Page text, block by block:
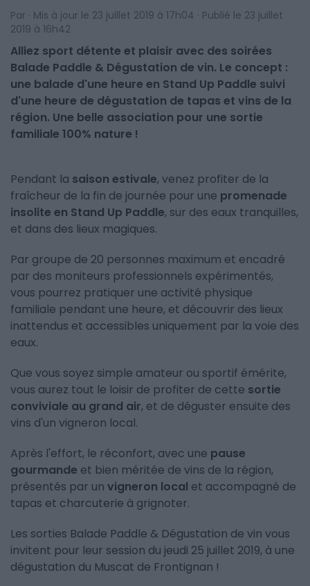
Par · Mis à jour le 23 juillet 2019 à 17h04 · Publié le 23 juillet
2019 à 16h42
Alliez sport détente et plaisir avec des soirées
Balade Paddle & Dégustation de vin. Le concept :
une balade d'une heure en Stand Up Paddle suivi
d'une heure de dégustation de tapas et vins de la
région. Une belle association pour une sortie
familiale 100% nature !
Pendant la saison estivale, venez profiter de la
fraîcheur de la fin de journée pour une promenade
insolite en Stand Up Paddle, sur des eaux tranquilles,
et dans des lieux magiques.
Par groupe de 20 personnes maximum et encadré
par des moniteurs professionnels expérimentés,
vous pourrez pratiquer une activité physique
familiale pendant une heure, et découvrir des lieux
inattendus et accessibles uniquement par la voie des
eaux.
Que vous soyez simple amateur ou sportif émérite,
vous aurez tout le loisir de profiter de cette sortie
conviviale au grand air, et de déguster ensuite des
vins d'un vigneron local.
Après l'effort, le réconfort, avec une pause
gourmande et bien méritée de vins de la région,
présentés par un vigneron local et accompagné de
tapas et charcuterie à grignoter.
Les sorties Balade Paddle & Dégustation de vin vous
invitent pour leur session du jeudi 25 juillet 2019, à une
dégustation du Muscat de Frontignan !